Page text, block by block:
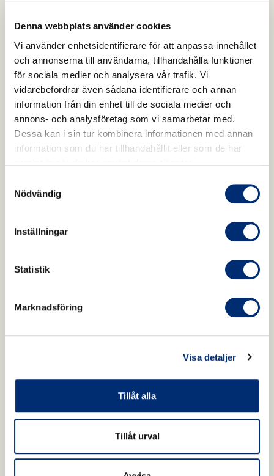
Denna webbplats använder cookies
Vi använder enhetsidentifierare för att anpassa innehållet
och annonserna till användarna, tillhandahålla funktioner
för sociala medier och analysera vår trafik. Vi
vidarebefordrar även sådana identifierare och annan
information från din enhet till de sociala medier och
annons- och analysföretag som vi samarbetar med.
Dessa kan i sin tur kombinera informationen med annan
information som du har tillhandahållit eller som de har
Nödvändig
Inställningar
Statistik
Marknadsföring
Visa detaljer
Tillåt alla
Tillåt urval
Bush CL et. al Toward the Definition of
Personalized Nutrition: A Proposal by The
American Nutrition Association. J Am Coll Nutr.
2020 Jan;39(1):5-15. doi:
10.1080/07315724.2019.1685332. Epub 2019
Dec 19.